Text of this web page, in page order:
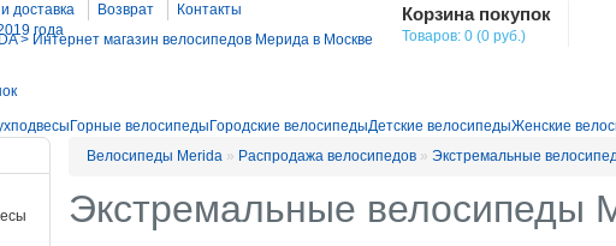
доставка Возврат
Контакты
года
Корзина покупок
Товаров: 0 (0 руб.)
Горные велосипеды Городские велосипедыДетские велосипедыЖенские
Велосипеды Merida » Распродажа велосипедов » Экстремальные
Экстремальные велосипеды